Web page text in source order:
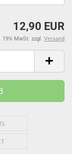
12,90 EUR
19% MwSt. zzgl. Versand